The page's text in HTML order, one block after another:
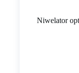
Niwelator